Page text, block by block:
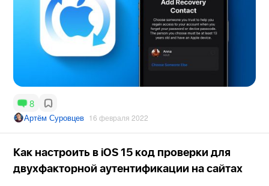
8
Артём Суровцев 16 февраля 2022
Как настроить в iOS 15 код проверки для
двухфакторной аутентификации на сайтах